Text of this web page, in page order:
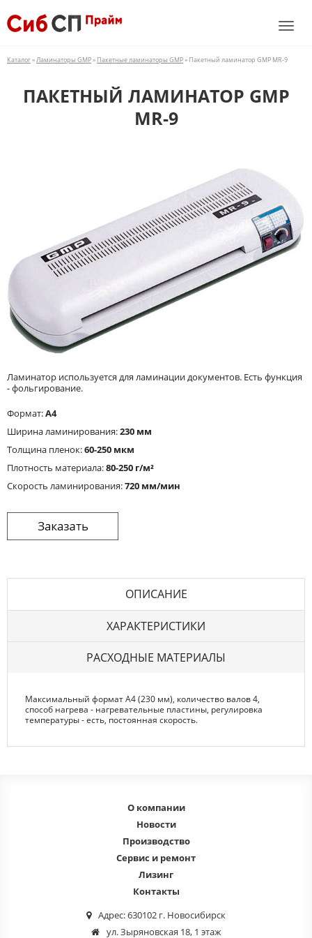
Каталог»Ламинаторы GMP» Пакетные ламинаторы GMP» Пакетный ламинатор GMP MR-9
ПАКЕТНЫЙ ЛАМИНАТОР GMP
MR-9
Ламинатор используется для ламинации документов. Есть функция
- фольгирование.
Формат:A4
Ширина ламинирования:230 мм
Толщина пленок:60-250 мкм
Плотность материала:80-250 г/м²
Cкорость ламинирования:720 мм/мин
ОПИСАНИЕ
ХАРАКТЕРИСТИКИ
РАСХОДНЫЕ МАТЕРИАЛЫ
Максимальный формат A4 (230 мм), количество валов 4,
способ нагрева - нагревательные пластины, регулировка
температуры - есть, постоянная скорость.
О компании
Новости
Производство
Сервис и ремонт
Лизинг
Контакты
Адрес: 630102 г. Новосибирск
ул. Зыряновская 18, 1 этаж